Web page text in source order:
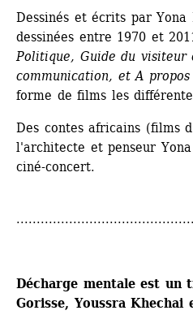
Dessinés et écrits par Yona
dessinées entre 1970 et
Politique, Guide du
communication, et A
forme de films les
Des contes africains (films
l'architecte et penseur
ciné-concert.
Décharge mentale est un
Gorisse, Youssra Khechai